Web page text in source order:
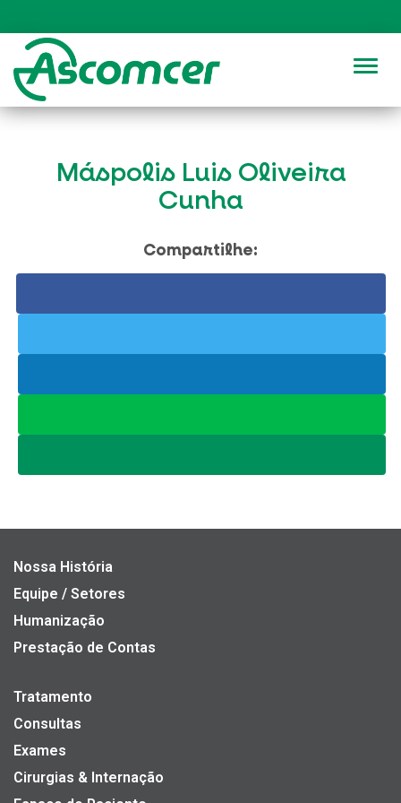
Máspolis Luis Oliveira
Cunha
Compartilhe:
Nossa História
Equipe / Setores
Humanização
Prestação de Contas
Tratamento
Consultas
Exames
Cirurgias & Internação